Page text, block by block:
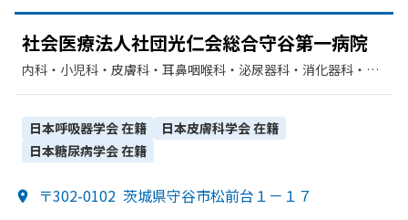
社会医療法人社団光仁会総合守谷第一病院
内科・​小児科・​皮膚科・​耳鼻咽喉科・​泌尿器科・​消化器科・​呼
脳神経外科・​心臓血管外科・​産婦人科・​眼科・​リハビリテーシ
ョン・​放射線科・​麻酔科・​呼吸器外科・​腎臓内科・外科・​婦人
科・​乳腺外科・​産科
日本呼吸器学会在籍 日本皮膚科学会在籍
日本糖尿病学会在籍
〒302-0102 茨城県守谷市松前台１－１７